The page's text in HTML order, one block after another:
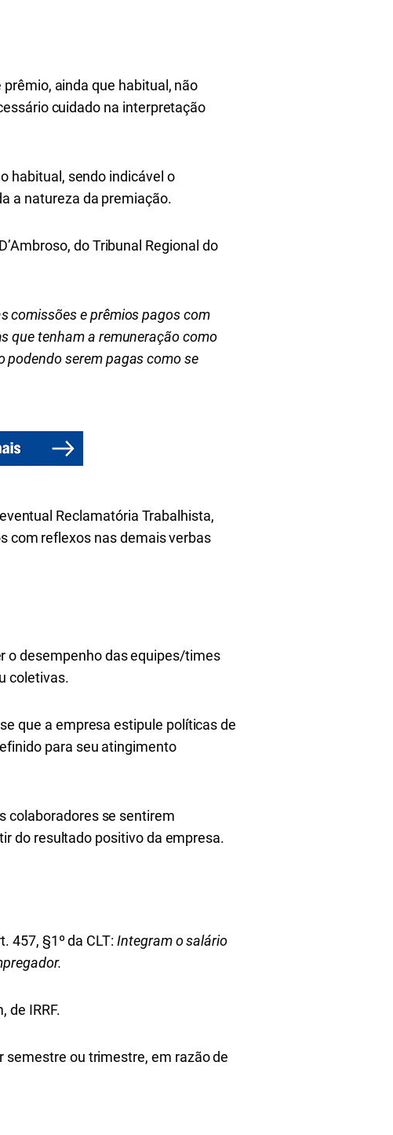
ainda que habitual, não
cuidado na interpretação
habitual, sendo indicável o
a natureza da premiação.
do Tribunal Regional do
comissões e prêmios pagos com
que tenham a remuneração como
podendo serem pagas como se
Reclamatória Trabalhista,
com reflexos nas demais verbas
o desempenho das equipes/times
coletivas.
que a empresa estipule políticas de
para seu atingimento
colaboradores se sentirem
do resultado positivo da empresa.
457, §1º da CLT:Integram o salário
de IRRF.
semestre ou trimestre, em razão de